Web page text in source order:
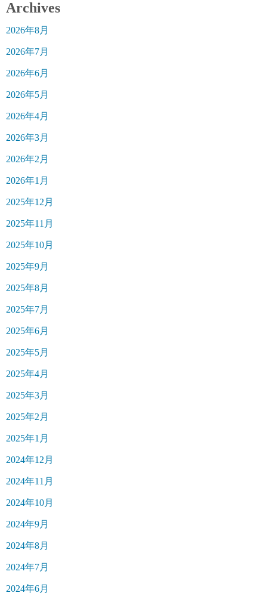
Archives
2026年8月
2026年7月
2026年6月
2026年5月
2026年4月
2026年3月
2026年2月
2026年1月
2025年12月
2025年11月
2025年10月
2025年9月
2025年8月
2025年7月
2025年6月
2025年5月
2025年4月
2025年3月
2025年2月
2025年1月
2024年12月
2024年11月
2024年10月
2024年9月
2024年8月
2024年7月
2024年6月